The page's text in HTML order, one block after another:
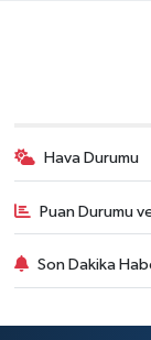
Hava Durumu
Puan Durumu
Son Dakika